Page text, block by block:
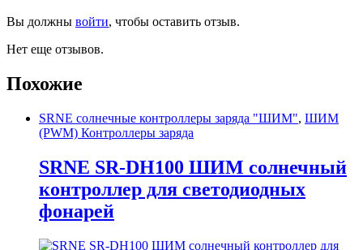
Вы должны войти, чтобы оставить отзыв.
Нет еще отзывов.
Похожие
SRNE солнечные контроллеры заряда "ШИМ", ШИМ
(PWM) Контроллеры заряда
SRNE SR-DH100 ШИМ солнечный
контроллер для светодиодных
фонарей